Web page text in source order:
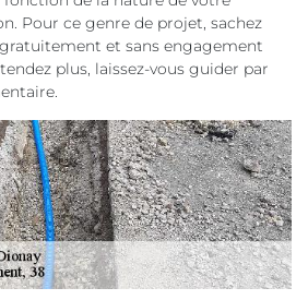
Pour ce genre de projet, sachez
et sans engagement
plus, laissez-vous guider par